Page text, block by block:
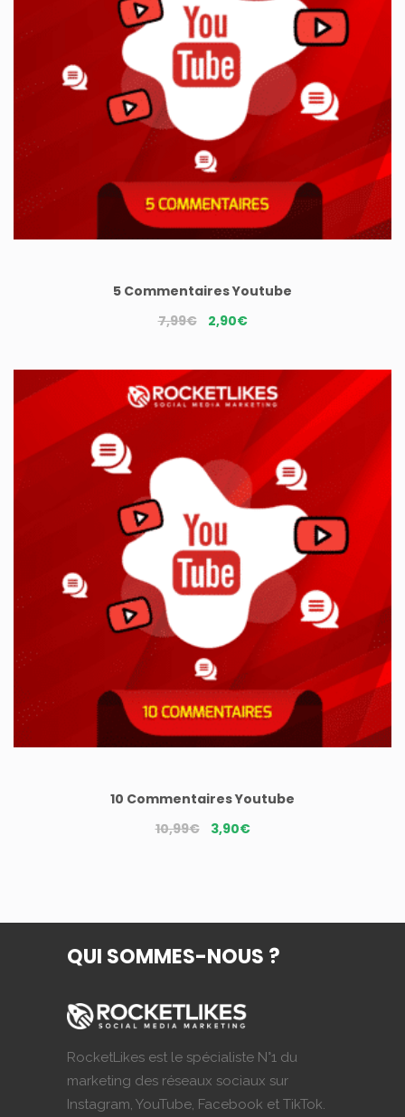
5 Commentaires Youtube
7,99€ Le
initial
était :
2,90€Le
actuel
est :
2,90€.
10 Commentaires Youtube
10,99€ Le
10,99€.
3,90€Le
3,90€.
QUI SOMMES-NOUS ?
RocketLikes est le spécialiste N°1 du
marketing des réseaux sociaux sur
Instagram, YouTube, Facebook et TikTok.